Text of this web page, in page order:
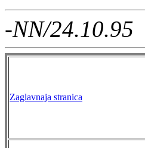
-NN/24.10.95
Zaglavnaja stranica